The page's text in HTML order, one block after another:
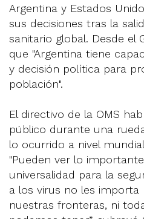
Argentina y Estados
sus decisiones tras la
sanitario global. Desde el
que "Argentina tiene
y decisión política para
población".
El directivo de la OMS
público durante una
lo ocurrido a nivel
"Pueden ver lo
universalidad para la
a los virus no les importa
nuestras fronteras, ni